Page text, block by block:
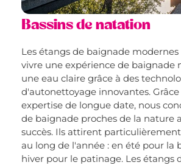
Bassins de natation
Les étangs de baignade
vivre une expérience de baignade
une eau claire grâce à des
d'autonettoyage innovantes.
expertise de longue date, nous
de baignade proches de la nature
succès. Ils attirent
au long de l'année : en été pour la
hiver pour le patinage. Les étangs